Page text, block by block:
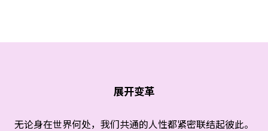
展开变革
无论身在世界何处，我们共通的人性都紧密联结起彼此。